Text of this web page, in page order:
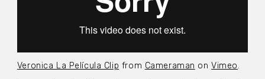
Veronica La Película Clip from Cameraman onVimeo.